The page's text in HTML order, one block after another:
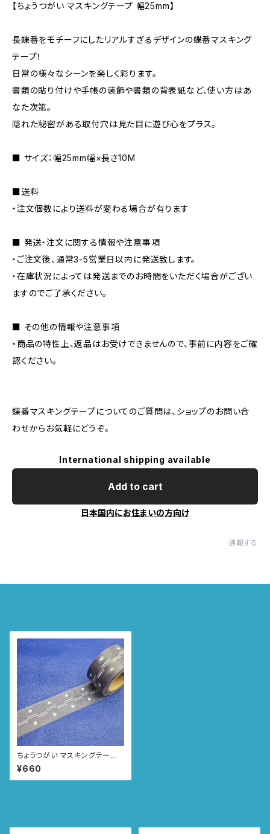
【ちょうつがい マスキングテープ 幅25mm】
長蝶番をモチーフにしたリアルすぎるデザインの蝶番マスキング
テープ！
日常の様々なシーンを楽しく彩ります。
書類の貼り付けや手帳の装飾や書類の背表紙など、使い方はあ
なた次第。
隠れた秘密がある取付穴は見た目に遊び心をプラス。
■ サイズ：幅25mm幅×長さ10M
■送料
・注文個数により送料が変わる場合が有ります
■ 発送・注文に関する情報や注意事項
・ご注文後、通常3-5営業日以内に発送致します。
・在庫状況によっては発送までのお時間をいただく場合がござい
ますのでご了承ください。
■ その他の情報や注意事項
・商品の特性上、返品はお受けできませんので、事前に内容をご確
認ください。
蝶番マスキングテープについてのご質問は、ショップのお問い合
わせからお気軽にどうぞ。
International shipping available
Add to cart
日本国内にお住まいの方向け
通報する
ちょうつがい マスキングテープ
幅25mm×10M
¥660